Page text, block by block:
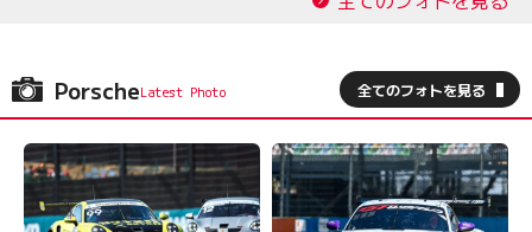
Porsche 全てのフォトを見る